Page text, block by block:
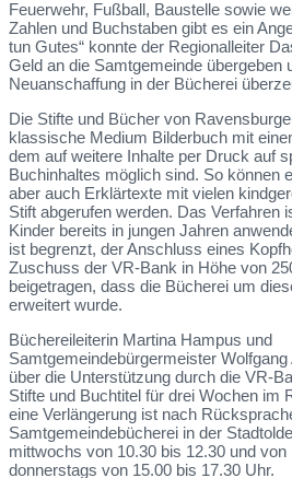
Feuerwehr, Fußball, Baustelle sowie
Zahlen und Buchstaben gibt es ein
tun Gutes“ konnte der Regionalleiter
Geld an die Samtgemeinde übergeben
Neuanschaffung in der Bücherei
Die Stifte und Bücher von
klassische Medium Bilderbuch mit
dem auf weitere Inhalte per Druck auf
Buchinhaltes möglich sind. So können
aber auch Erklärtexte mit vielen
Stift abgerufen werden. Das Verfahren
Kinder bereits in jungen Jahren
ist begrenzt, der Anschluss eines
Zuschuss der VR-Bank in Höhe von
beigetragen, dass die Bücherei um
erweitert wurde.
Büchereileiterin Martina Hampus und
Samtgemeindebürgermeister
über die Unterstützung durch die VR-
Stifte und Buchtitel für drei Wochen im
eine Verlängerung ist nach
Samtgemeindebücherei in der
mittwochs von 10.30 bis 12.30 und
donnerstags von 15.00 bis 17.30 Uhr.